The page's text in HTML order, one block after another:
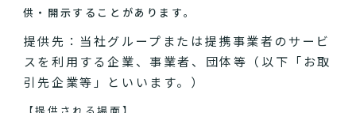
供・開示することがあります。
提供先：当社グループまたは提携事業者のサービ
スを利用する企業、事業者、団体等（以下「お取
引先企業等」といいます。）